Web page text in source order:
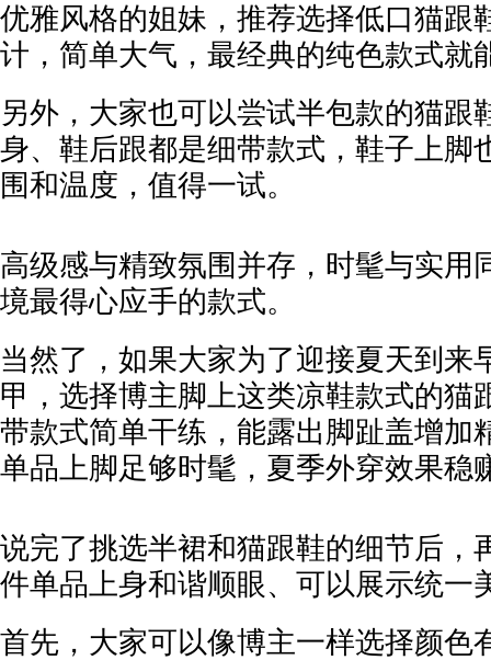
优雅风格的姐妹，推荐选择低口猫跟
计，简单大气，最经典的纯色款式就
另外，大家也可以尝试半包款的猫跟
身、鞋后跟都是细带款式，鞋子上脚
围和温度，值得一试。
高级感与精致氛围并存，时髦与实用
境最得心应手的款式。
当然了，如果大家为了迎接夏天到来
甲，选择博主脚上这类凉鞋款式的猫
带款式简单干练，能露出脚趾盖增加
单品上脚足够时髦，夏季外穿效果稳
说完了挑选半裙和猫跟鞋的细节后，
件单品上身和谐顺眼、可以展示统一
首先，大家可以像博主一样选择颜色